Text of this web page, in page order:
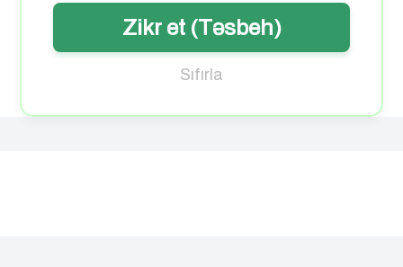
Zikr et (Təsbeh)
Sıfırla